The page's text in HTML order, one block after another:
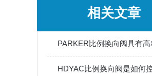
相关文章